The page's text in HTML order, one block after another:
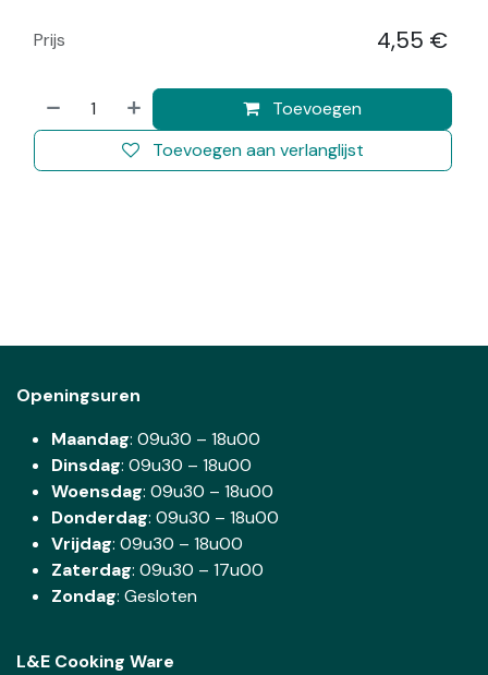
Toevoegen
Toevoegen aan verlanglijst
Prijs 4,55 €
Openingsuren
Maandag: 09u30 – 18u00
Dinsdag: 09u30 – 18u00
Woensdag: 09u30 – 18u00
Donderdag: 09u30 – 18u00
Vrijdag: 09u30 – 18u00
Zaterdag: 09u30 – 17u00
Zondag: Gesloten
L&E Cooking Ware